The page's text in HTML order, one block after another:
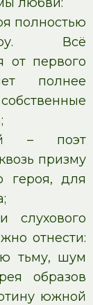
полностью
Всё
от первого
полнее
– поэт
призму
героя, для
слухового
отнести:
тьму, шум
образов
южной